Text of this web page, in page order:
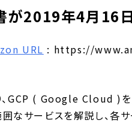
が2019年4月16
URL : https://
GCP ( Google Cloud )を
囲なサービスを解説し、各